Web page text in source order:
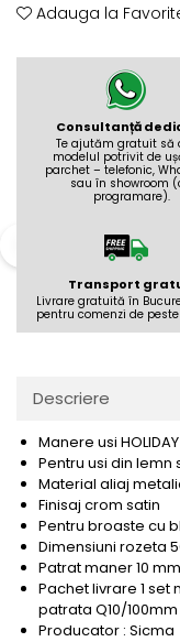
Progress 10 mm
Adauga la
Consultanță
Te ajutăm gratuit să
modelul potrivit de
parchet – telefonic,
sau în showroom
programare).
Transport
Livrare gratuită în
pentru comenzi de peste
Descriere
Manere usi
Pentru usi din lemn
Material aliaj
Finisaj crom satin
Pentru broaste cu
Dimensiuni rozeta
Patrat maner 10 mm
Pachet livrare 1 set
patrata Q10/100mm
Producator : Sicma